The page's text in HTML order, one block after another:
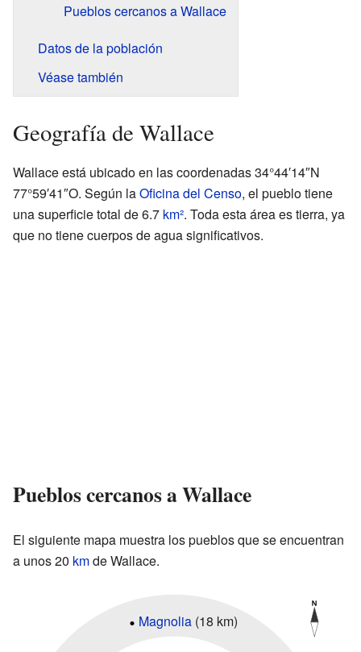
Pueblos cercanos a Wallace
Datos de la población
Véase también
Geografía de Wallace
Wallace está ubicado en las coordenadas 34°44′14″N
77°59′41″O. Según laOficina del Censo, el pueblo tiene
una superficie total de 6.7 km². Toda esta área es tierra, ya
que no tiene cuerpos de agua significativos.
Pueblos cercanos a Wallace
El siguiente mapa muestra los pueblos que se encuentran
a unos 20 kmde Wallace.
Magnolia (18 km)